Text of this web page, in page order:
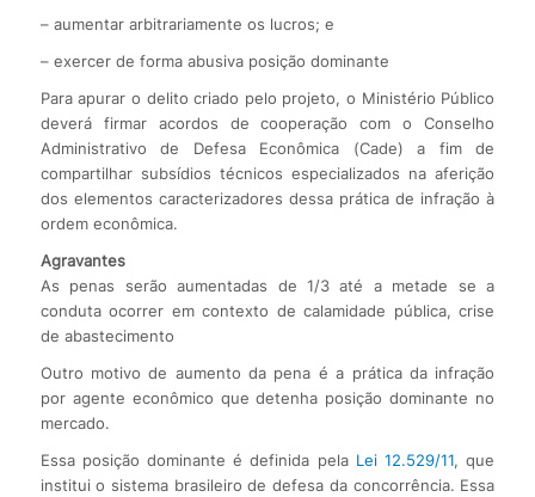
– aumentar arbitrariamente os lucros; e
– exercer de forma abusiva posição dominante
Para apurar o delito criado pelo projeto, o Ministério Público
deverá firmar acordos de cooperação com o Conselho
Administrativo de Defesa Econômica (Cade) a fim de
compartilhar subsídios técnicos especializados na aferição
dos elementos caracterizadores dessa prática de infração à
ordem econômica.
Agravantes
As penas serão aumentadas de 1/3 até a metade se a
conduta ocorrer em contexto de calamidade pública, crise
de abastecimento
Outro motivo de aumento da pena é a prática da infração
por agente econômico que detenha posição dominante no
mercado.
Essa posição dominante é definida pela Lei 12.529/11, que
institui o sistema brasileiro de defesa da concorrência. Essa